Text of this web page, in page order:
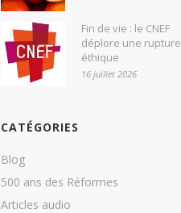
Fin de vie : le CNEF
déplore une rupture
éthique
16 juillet 2026
CATÉGORIES
Blog
500 ans des Réformes
Articles audio